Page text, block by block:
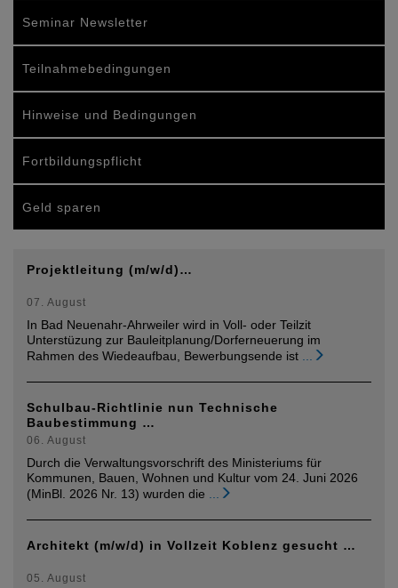
Seminar Newsletter
Teilnahmebedingungen
Hinweise und Bedingungen
Fortbildungspflicht
Geld sparen
Projektleitung (m/w/d)…
07. August
In Bad Neuenahr-Ahrweiler wird in Voll- oder Teilzit
Unterstüzung zur Bauleitplanung/Dorferneuerung im
Rahmen des Wiedeaufbau, Bewerbungsende ist
Schulbau-Richtlinie nun Technische
Baubestimmung …
06. August
Durch die Verwaltungsvorschrift des Ministeriums für
Kommunen, Bauen, Wohnen und Kultur vom 24. Juni 2026
(MinBl. 2026 Nr. 13) wurden die
Architekt (m/w/d) in Vollzeit Koblenz gesucht …
05. August